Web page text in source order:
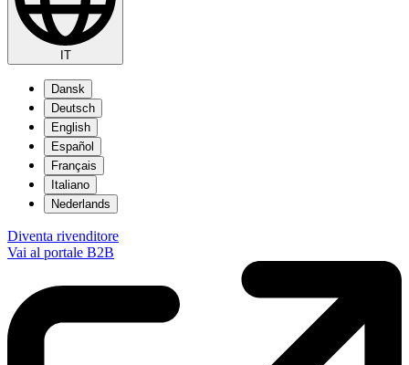
IT
Dansk
Deutsch
English
Español
Français
Italiano
Nederlands
Diventa rivenditore
Vai al portale B2B